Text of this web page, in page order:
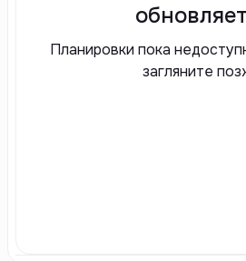
Планировки пока
загляните